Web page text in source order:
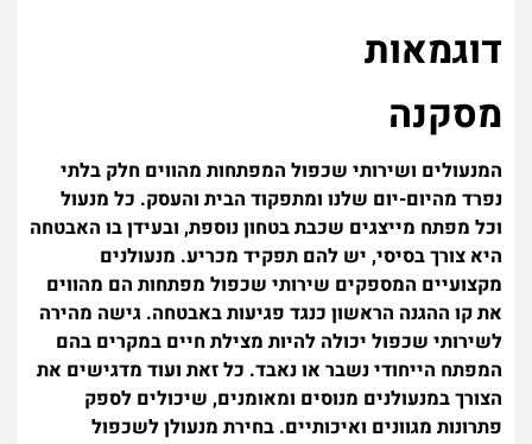
דוגמאות
מסקנה
המנעולים ושירותי שכפול המפתחות מהווים חלק בלתי
נפרד מהיום-יום שלנו ומתפקוד הבית והעסק. כל מנעול
וכל מפתח מייצגים שכבת בטחון נוספת, ובעידן בו האבטחה
היא צורך בסיסי, יש להם תפקיד מכריע. מנעולנים
מקצועיים המספקים שירותי שכפול מפתחות הם מהווים
את קו ההגנה הראשון כנגד פגיעות באבטחה. גישה מהירה
לשירותי שכפול יכולה להיות מצילת חיים במקרים בהם
המפתח הייחודי נשבר או נאבד. כל זאת ועוד מדגישים את
הצורך במנעולנים מנוסים ומאומנים, שיכולים לספק
פתרונות מגוונים ואיכותיים. בחירת מנעולן לשכפול